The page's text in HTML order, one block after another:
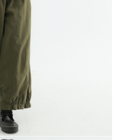
供之「AFTEE先享後付」服務完成之交
人資料，並將交易相關給付款項請求債
以下網址：
代理人或監護人之同意方可使用
辦者引起之損失，本公司不負相關責
依據個別帳號之用戶狀況，依本公司即
額度不足之情形，本公司將視審查結果
人資訊註冊。若發現惡意使用之情形，
用戶之使用額度並採取法律行動。